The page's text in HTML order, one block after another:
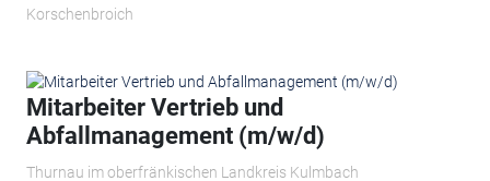
Korschenbroich
Mitarbeiter Vertrieb und
Abfallmanagement (m/w/d)
Thurnau im oberfränkischen Landkreis Kulmbach